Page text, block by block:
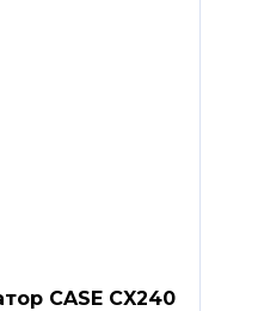
CASE CX240